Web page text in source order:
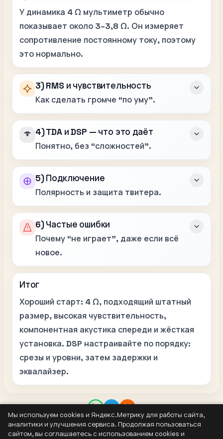
У динамика 4 Ω мультиметр обычно
показывает около 3–3,8 Ω. Он измеряет
сопротивление постоянному току, поэтому
это нормально.
3) RMS и чувствительность
Как сделать громче “по уму”.
4) TDA и DSP — что это даёт
Понятно, без “сложностей”.
5) Подключение
Полярность и защита твитера.
6) Частые ошибки
Почему “не играет”, даже если всё
новое.
Итог
Хороший старт: 4 Ω, подходящий штатный
размер, высокая чувствительность,
компонентная акустика спереди и жёсткая
установка. DSP настраивайте по порядку:
срезы и уровни, затем задержки и
эквалайзер.
Контакты
8 (937) 304-44-55
Мы используем cookies и Яндекс.Метрику для работы сайта,
аналитики и улучшения сервиса. Продолжая пользоваться
сайтом, вы соглашаетесь с использованием cookies и